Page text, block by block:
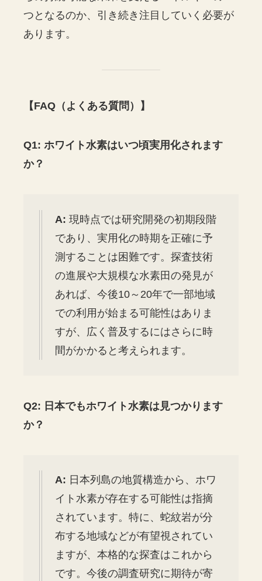
つとなるのか、引き続き注目していく必要が
あります。
【FAQ（よくある質問）】
Q1: ホワイト水素はいつ頃実用化されます
か？
A: 現時点では研究開発の初期段階
であり、実用化の時期を正確に予
測することは困難です。探査技術
の進展や大規模な水素田の発見が
あれば、今後10～20年で一部地域
での利用が始まる可能性はありま
すが、広く普及するにはさらに時
間がかかると考えられます。
Q2: 日本でもホワイト水素は見つかります
か？
A: 日本列島の地質構造から、ホワ
イト水素が存在する可能性は指摘
されています。特に、蛇紋岩が分
布する地域などが有望視されてい
ますが、本格的な探査はこれから
です。今後の調査研究に期待が寄